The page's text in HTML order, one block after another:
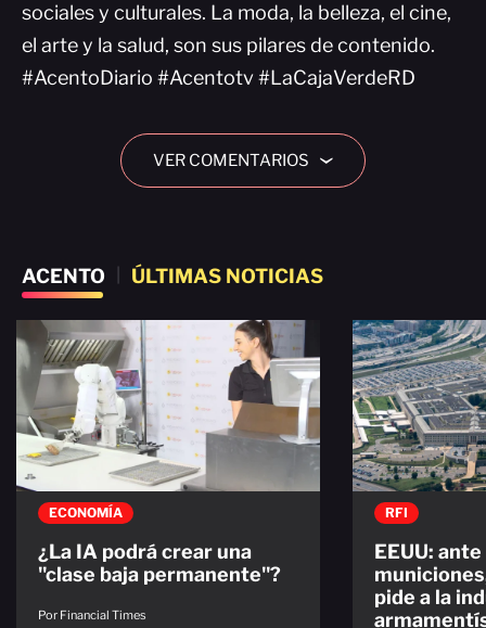
sociales y culturales. La moda, la belleza, el cine,
el arte y la salud, son sus pilares de contenido.
#AcentoDiario #Acentotv #LaCajaVerdeRD
VER COMENTARIOS ›
ACENTO ÚLTIMAS NOTICIAS
ECONOMÍA
¿La IA podrá crear una
"clase baja permanente"?
Por Financial Times
RFI
EEUU:
pide a la